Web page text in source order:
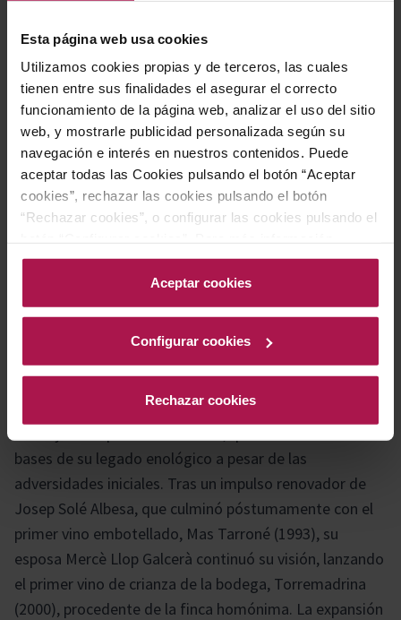
Esta página web usa cookies
Utilizamos cookies propias y de terceros, las cuales
tienen entre sus finalidades el asegurar el correcto
funcionamiento de la página web, analizar el uso del sitio
web, y mostrarle publicidad personalizada según su
navegación e interés en nuestros contenidos. Puede
aceptar todas las Cookies pulsando el botón “Aceptar
cookies”, rechazar las cookies pulsando el botón
“Rechazar cookies”, o configurar las cookies pulsando el
acceda a nuestra Política de Cookies.Para más
información acceda a nuestraPolítica de Cookies
Aceptar cookies
Configurar cookies
Rechazar cookies
acompañante ideal para pescados blancos, mariscos,
arroces suaves y ensaladas mediterráneas. También
armoniza perfectamente con quesos frescos, verduras
a la parrilla y platos de cocina asiática de sabores
delicados. Su carácter afrutado y elegante lo hace
especialmente recomendable para disfrutar en
aperitivos o como complemento de tapas ligeras,
realzando cada bocado con su final distintivo y
Historia bodega
Cellers Tarroné, una bodega familiar arraigada en la DO
Terra Alta desde 1989, fue fundada por Rafel Solé
bases de su legado enológico a pesar de las
adversidades iniciales. Tras un impulso renovador de
Josep Solé Albesa, que culminó póstumamente con el
primer vino embotellado, Mas Tarroné (1993), su
esposa Mercè Llop Galcerà continuó su visión, lanzando
el primer vino de crianza de la bodega, Torremadrina
(2000), procedente de la finca homónima. La expansión